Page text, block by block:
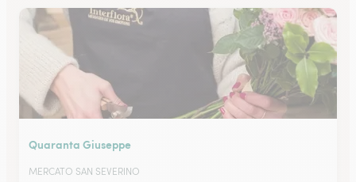
Quaranta Giuseppe
MERCATO SAN SEVERINO